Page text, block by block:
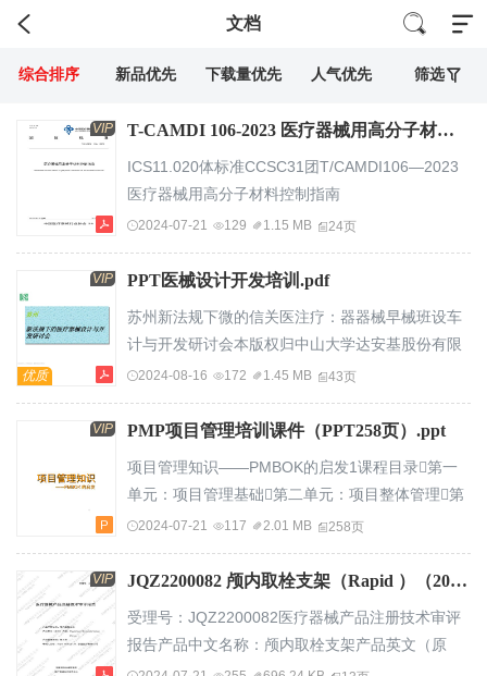
文档
综合排序 新品优先 下载量优先 人气优先 筛选
VIP T-CAMDI 106-2023 医疗器械用高分子材料控制指南.pdf
ICS11.020体标准CCSC31团T/CAMDI106—2023
医疗器械用高分子材料控制指南
发布T/CAMDI106—2023目次前
引
言
范围.................
2024-07-21 129 1.15 MB 24页
VIP
优质
PPT医械设计开发培训.pdf
苏州新法规下微的信关医注疗：器器械早械班设车
计与开发研讨会本版权归中山大学达安基股份有限
公司所有培训内容介绍一、与设计开发相关的医疗
开发流程。三、设计开发与注册（含体考）。本版
效果对比微信关注：器械早班车本版权归中山大学
达安基因股份有限公司所有与设计开发相关的法规
ISO13485：2016之7.3设计与开发美国FDA：微信
2024-08-16 172 1.45 MB 43页
VIP PMP项目管理培训课件（PPT258页）.ppt
项目管理知识——PMBOK的启发1课程目录第一
单元：项目管理基础第二单元：项目整体管理第
三单元：项目范围管理第四单元：项目时间管理
第七单元：项目人力资源管理第八单元：项目沟
采购管理P2第一单元：项目管理基础提纲1项目与
项目管理2阶段与生命周期3组织结构与项目4项
2024-07-21 117 2.01 MB 258页
VIP JQZ2200082 颅内取栓支架（Rapid ）（2023-08-24）.pdf
受理号：JQZ2200082医疗器械产品注册技术审评
报告产品中文名称：颅内取栓支架产品英文（原
文）名称：TigertrieverRevascularizationDevice产